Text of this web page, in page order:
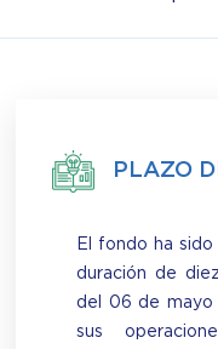
PLAZO
El fondo ha
duración de
del 06 de
sus